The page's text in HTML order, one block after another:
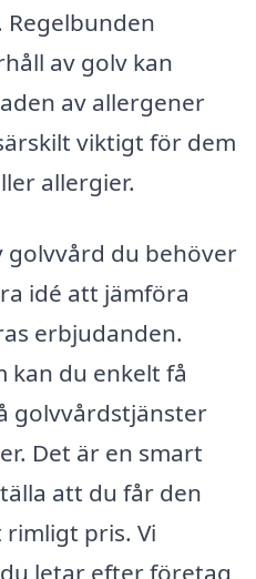
Regelbunden
av golv kan
av allergener
viktigt för dem
allergier.
golvvård du behöver
idé att jämföra
erbjudanden.
kan du enkelt få
golvvårdstjänster
Det är en smart
att du får den
pris. Vi
letar efter företag